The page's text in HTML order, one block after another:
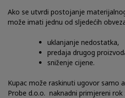
Ako se utvrdi postojanje
može imati jednu od sljedećih
uklanjanje nedostatka,
predaja drugog
sniženje cijene.
Kupac može raskinuti ugovor samo
Probe d.o.o. naknadni primjereni